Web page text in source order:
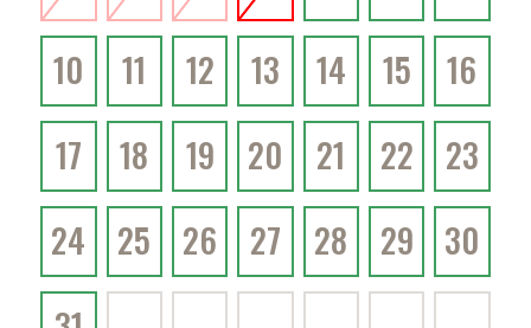
10
11 12 13 14 15
16
17
18 19 20 21 22
23
24
25 26 27 28 29
30